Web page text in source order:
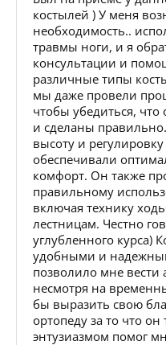
костылей ) У меня
необходимость..
травмы ноги, и я
консультации и
различные типы
мы даже провели
чтобы убедиться,
и сделаны
высоту и
обеспечивали
комфорт. Он также
правильному
включая технику
лестницам. Честно
углубленного курса)
удобными и
позволило мне
несмотря на
бы выразить свою
ортопеду за то что он
энтузиазмом помог